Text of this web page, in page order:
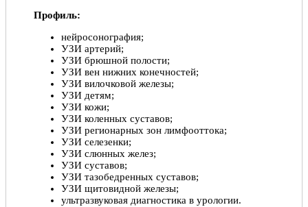
Юлия, 16.04.2022
Отлично!
Очень внимательный, доброжелательное отношение,
преданный своему делу, грамотный специалист.
Светлана Юрьевна Белинская, 04.03.2022
Отлично!
Записался на приём к врачу,остался довольным, всё
хорошо объяснил назначил эффективное лечение,
всем рекомендую. Врач очень компетентный
Давид, 12.07.2020
Профиль:
нейросонография;
УЗИ артерий;
УЗИ брюшной полости;
УЗИ вен нижних конечностей;
УЗИ вилочковой железы;
УЗИ детям;
УЗИ кожи;
УЗИ коленных суставов;
УЗИ регионарных зон лимфооттока;
УЗИ селезенки;
УЗИ слюнных желез;
УЗИ суставов;
УЗИ тазобедренных суставов;
УЗИ щитовидной железы;
ультразвуковая диагностика в урологии.